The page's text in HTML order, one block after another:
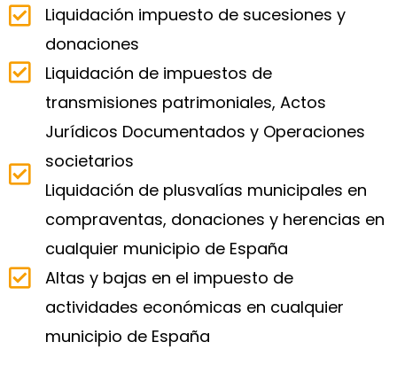
Liquidación impuesto de sucesiones y
donaciones
Liquidación de impuestos de
transmisiones patrimoniales, Actos
Jurídicos Documentados y Operaciones
societarios
Liquidación de plusvalías municipales en
compraventas, donaciones y herencias en
cualquier municipio de España
Altas y bajas en el impuesto de
actividades económicas en cualquier
municipio de España